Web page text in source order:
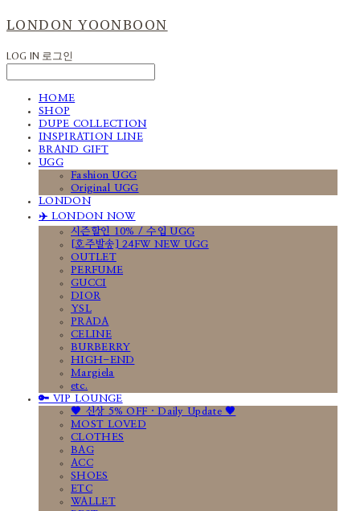
LONDON YOONBOON
LOG IN 로그인
HOME
SHOP
DUPE COLLECTION
INSPIRATION LINE
BRAND GIFT
UGG
Fashion UGG
Original UGG
LONDON
✈️ LONDON NOW
시즌할인 10% / 수입 UGG
[호주발송] 24FW NEW UGG
OUTLET
PERFUME
GUCCI
DIOR
YSL
PRADA
CELINE
BURBERRY
HIGH-END
Margiela
etc.
🔑 VIP LOUNGE
🤎 신상 5% OFF · Daily Update 🤎
MOST LOVED
CLOTHES
BAG
ACC
SHOES
ETC
WALLET